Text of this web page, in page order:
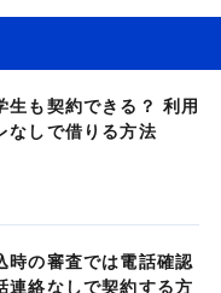
生も契約できる？ 利用
なしで借りる方法
時の審査では電話確認
連絡なしで契約する方